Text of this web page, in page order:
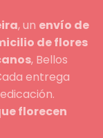
, un envío de
de flores
, Bellos
entrega
florecen